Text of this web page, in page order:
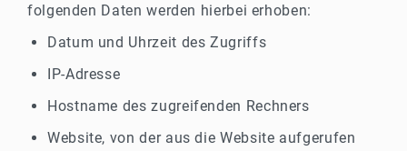
folgenden Daten werden hierbei erhoben:
Datum und Uhrzeit des Zugriffs
IP-Adresse
Hostname des zugreifenden Rechners
Website, von der aus die Website aufgerufen